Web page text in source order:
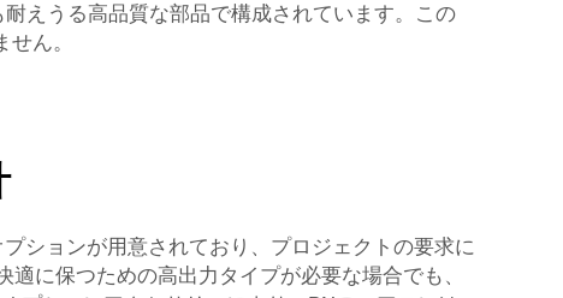
えうる高品質な部品で構成されています。この
ん。
ションが用意されており、プロジェクトの要求に
に保つための高出力タイプが必要な場合でも、